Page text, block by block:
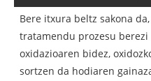
Bere itxura beltz sakona
tratamendu prozesu berezi
oxidazioaren bidez,
sortzen da hodiaren